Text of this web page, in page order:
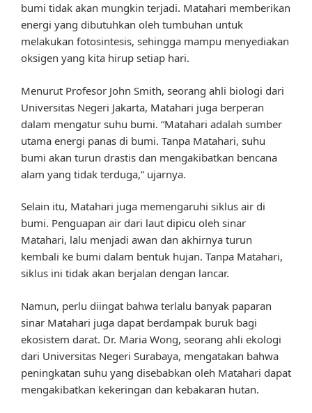
bumi tidak akan mungkin terjadi. Matahari memberikan
energi yang dibutuhkan oleh tumbuhan untuk
melakukan fotosintesis, sehingga mampu menyediakan
oksigen yang kita hirup setiap hari.
Menurut Profesor John Smith, seorang ahli biologi dari
Universitas Negeri Jakarta, Matahari juga berperan
dalam mengatur suhu bumi. “Matahari adalah sumber
utama energi panas di bumi. Tanpa Matahari, suhu
bumi akan turun drastis dan mengakibatkan bencana
alam yang tidak terduga,” ujarnya.
Selain itu, Matahari juga memengaruhi siklus air di
bumi. Penguapan air dari laut dipicu oleh sinar
Matahari, lalu menjadi awan dan akhirnya turun
kembali ke bumi dalam bentuk hujan. Tanpa Matahari,
siklus ini tidak akan berjalan dengan lancar.
Namun, perlu diingat bahwa terlalu banyak paparan
sinar Matahari juga dapat berdampak buruk bagi
ekosistem darat. Dr. Maria Wong, seorang ahli ekologi
dari Universitas Negeri Surabaya, mengatakan bahwa
peningkatan suhu yang disebabkan oleh Matahari dapat
mengakibatkan kekeringan dan kebakaran hutan.